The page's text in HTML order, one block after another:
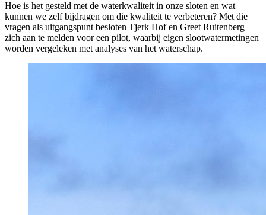
Hoe is het gesteld met de waterkwaliteit in onze sloten en wat
kunnen we zelf bijdragen om die kwaliteit te verbeteren? Met die
vragen als uitgangspunt besloten Tjerk Hof en Greet Ruitenberg
zich aan te melden voor een pilot, waarbij eigen slootwatermetingen
worden vergeleken met analyses van het waterschap.